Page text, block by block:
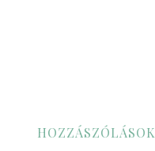
HOZZÁSZÓLÁSOK